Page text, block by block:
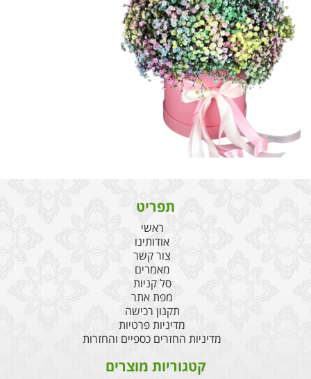
תפריט
ראשי
אודותינו
צור קשר
מאמרים
סל קניות
מפת אתר
תקנון רכישה
מדיניות פרטיות
מדיניות החזרים כספיים והחזרות
קטגוריות מוצרים